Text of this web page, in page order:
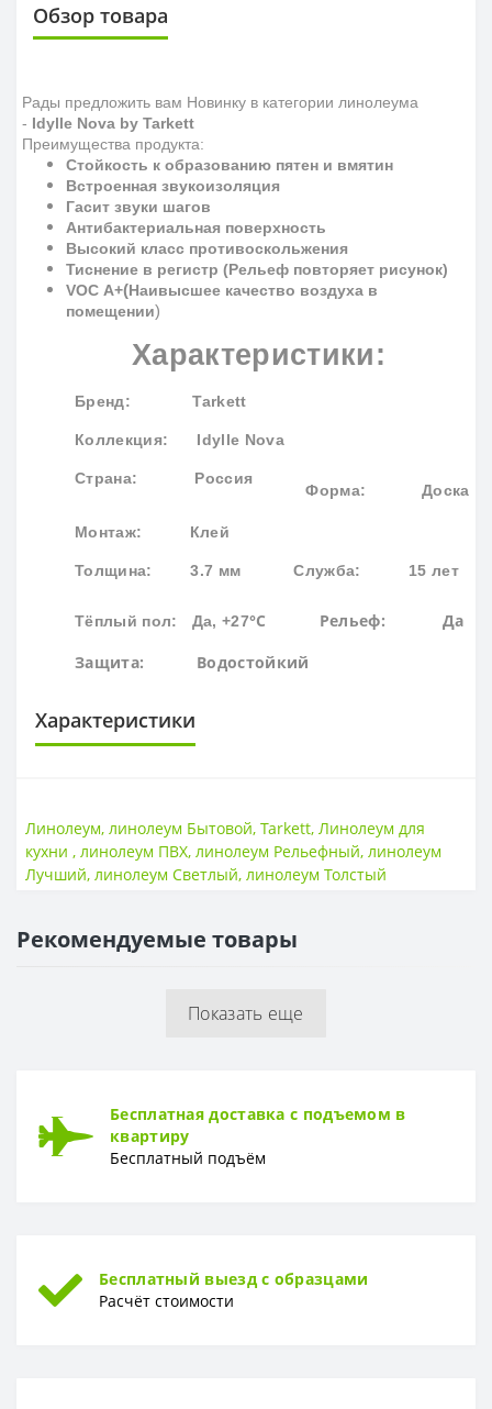
Обзор товара
Рады предложить вам Новинку в категории линолеума
- Idylle Nova by Tarkett
Преимущества продукта:
Стойкость к образованию пятен и вмятин
Встроенная звукоизоляция
Гасит звуки шагов
Антибактериальная поверхность
Высокий класс противоскольжения
Тиснение в регистр (Рельеф повторяет рисунок)
VOC A+(Наивысшее качество воздуха в
помещении)
Характеристики:
Бренд: Tarkett
Коллекция: Idylle Nova
Страна: Россия
Форма: Доска
Монтаж: Клей
Толщина: 3.7 мм Служба: 15 лет
Тёплый пол: Да, +27°С
Рельеф: Да
Защита: Водостойкий
Характеристики
Основа Пена+текстиль
ПОВЕРХНОСТЬ
ТОЛЩИНА
ТОЛЩИНА ЗАЩИТНОГО СЛОЯ
Форма
Линолеум, линолеум Бытовой,Tarkett, Линолеум для
кухни , линолеум ПВХ, линолеум Рельефный, линолеум
Лучший, линолеум Светлый, линолеум Толстый
Рекомендуемые товары
Показать еще
Бесплатная доставка с подъемом в
квартиру
Бесплатный подъём
Бесплатный выезд с образцами
Расчёт стоимости